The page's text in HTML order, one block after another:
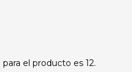
el producto es 12.